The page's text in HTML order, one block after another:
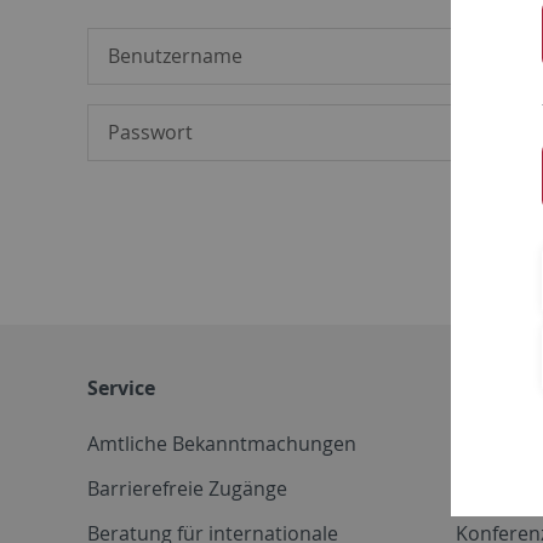
Service
Amtliche Bekanntmachungen
Barrierefreie Zugänge
Beratung für internationale